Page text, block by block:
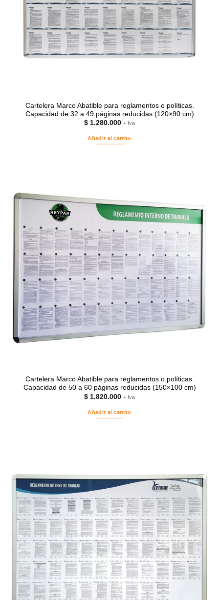
Cartelera Marco Abatible para reglamentos o políticas.
Capacidad de 32 a 49 páginas reducidas (120×90 cm)
$ 1.280.000 + Iva
Añadir al carrito
Cartelera Marco Abatible para reglamentos o políticas.
Capacidad de 50 a 60 páginas reducidas (150×100 cm)
$ 1.820.000 + Iva
Añadir al carrito